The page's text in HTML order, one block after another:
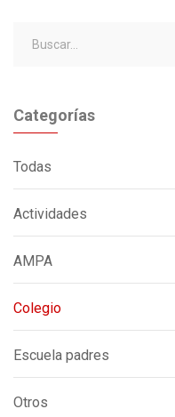
Categorías
Todas
Actividades
AMPA
Colegio
Escuela padres
Otros